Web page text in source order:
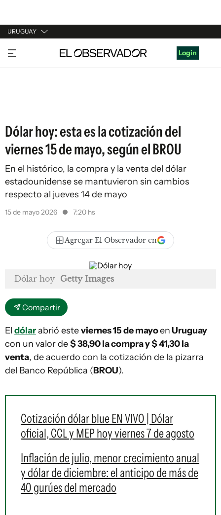
URUGUAY
URUGUAY
ARGENTINA
Login
Dólar hoy: esta es la cotización del
viernes 15 de mayo, según el BROU
En el histórico, la compra y la venta del dólar
estadounidense se mantuvieron sin cambios
respecto al jueves 14 de mayo
15 de mayo 2026 7:20 hs
Agregar El Observador en
Dólar hoy Getty Images
Compartir
El dólarabrió esteviernes 15 de mayoenUruguay
con un valor de$ 38,90 la compra y $ 41,30la
venta, de acuerdo con la cotización de la pizarra
del Banco República (BROU).
Cotización dólar blue EN VIVO | Dólar
oficial, CCL y MEP hoy viernes 7 de agosto
Inflación de julio, menor crecimiento anual
y dólar de diciembre: el anticipo de más de
40 gurúes del mercado